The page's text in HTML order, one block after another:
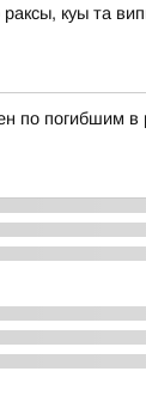
куы та
погибшим в